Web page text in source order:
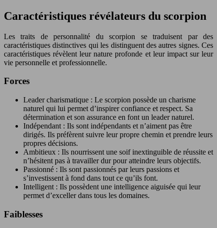
Caractéristiques révélateurs du scorpion
Les traits de personnalité du scorpion se traduisent par des
caractéristiques distinctives qui les distinguent des autres signes. Ces
caractéristiques révèlent leur nature profonde et leur impact sur leur
vie personnelle et professionnelle.
Forces
Leader charismatique : Le scorpion possède un charisme
naturel qui lui permet d’inspirer confiance et respect. Sa
détermination et son assurance en font un leader naturel.
Indépendant : Ils sont indépendants et n’aiment pas être
dirigés. Ils préfèrent suivre leur propre chemin et prendre leurs
propres décisions.
Ambitieux : Ils nourrissent une soif inextinguible de réussite et
n’hésitent pas à travailler dur pour atteindre leurs objectifs.
Passionné : Ils sont passionnés par leurs passions et
s’investissent à fond dans tout ce qu’ils font.
Intelligent : Ils possèdent une intelligence aiguisée qui leur
permet d’exceller dans tous les domaines.
Faiblesses